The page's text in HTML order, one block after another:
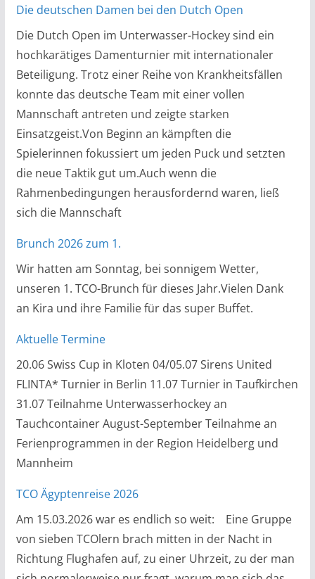
Die deutschen Damen bei den Dutch Open
Die Dutch Open im Unterwasser-Hockey sind ein
hochkarätiges Damenturnier mit internationaler
Beteiligung. Trotz einer Reihe von Krankheitsfällen
konnte das deutsche Team mit einer vollen
Mannschaft antreten und zeigte starken
Einsatzgeist.Von Beginn an kämpften die
Spielerinnen fokussiert um jeden Puck und setzten
die neue Taktik gut um.Auch wenn die
Rahmenbedingungen herausfordernd waren, ließ
sich die Mannschaft
Brunch 2026 zum 1.
Wir hatten am Sonntag, bei sonnigem Wetter,
unseren 1. TCO-Brunch für dieses Jahr.Vielen Dank
an Kira und ihre Familie für das super Buffet.
Aktuelle Termine
20.06 Swiss Cup in Kloten 04/05.07 Sirens United
FLINTA* Turnier in Berlin 11.07 Turnier in Taufkirchen
31.07 Teilnahme Unterwasserhockey an
Tauchcontainer August-September Teilnahme an
Ferienprogrammen in der Region Heidelberg und
Mannheim
TCO Ägyptenreise 2026
Am 15.03.2026 war es endlich so weit: Eine Gruppe
von sieben TCOlern brach mitten in der Nacht in
Richtung Flughafen auf, zu einer Uhrzeit, zu der man